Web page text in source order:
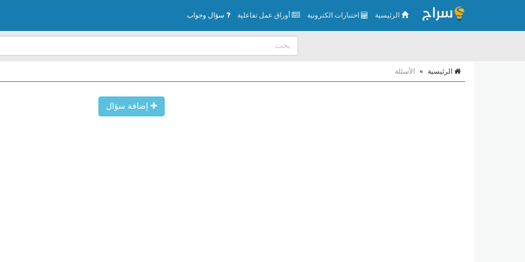
الرئيسية اختبارات الكترونية أوراق عمل تفاعلية سؤال وجواب
الرئيسية » الأسئلة
إضافة سؤال